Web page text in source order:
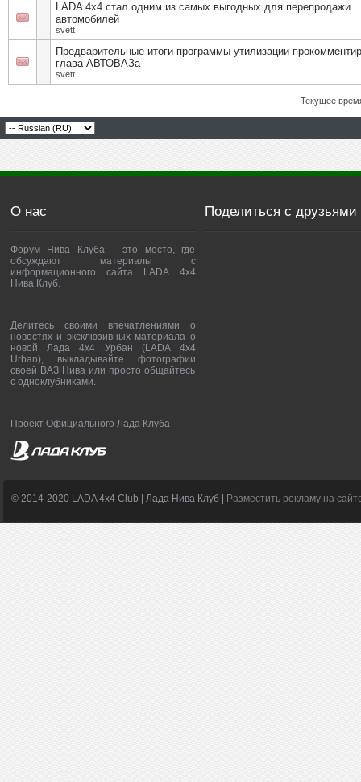
LADA 4х4 стал одним из самых выгодных для перепродажи
автомобилей
svett
Предварительные итоги программы утилизации
глава АВТОВАЗа
svett
Текущее
О нас
Форум Нива Клуба - это место, где
обсуждают материалы с
информационного сайта LADA 4x4
Нива Клуб.
Делитесь своими впечатлениями о
новостях и эксклюзивных материала о
новой Лада 4х4 Урбан (LADA 4x4
Urban), выкладывайте фотографии
своей ВАЗ Нива или просто общайтесь
с одноклубниками.
Проект Официального Лада Клуба
Поделиться с друзьями
© 2014-2020 LADA 4x4 Club | Лада Нива Клуб | Разместить рекламу на